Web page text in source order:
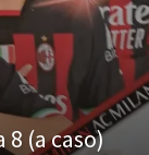
8 (a caso)